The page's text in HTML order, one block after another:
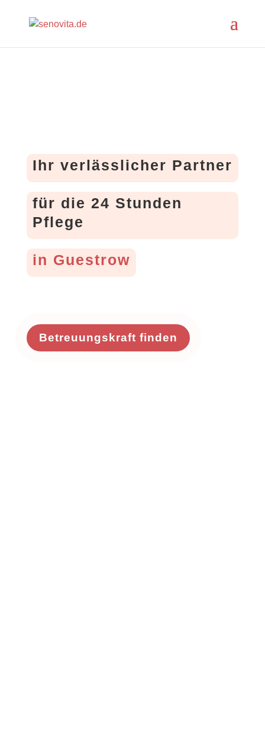
Ihr verlässlicher Partner
für die 24 Stunden
Pflege
in Guestrow
Betreuungskraft finden